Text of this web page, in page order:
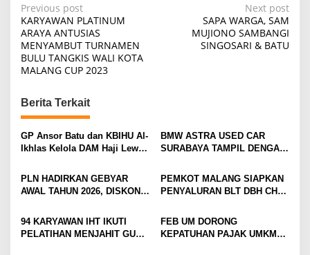
P
o
s
t
a
v
i
a
i
o
Previous post
KARYAWAN PLATINUM
ARAYA ANTUSIAS
MENYAMBUT TURNAMEN
BULU TANGKIS WALI KOTA
MALANG CUP 2023
Next post
SAPA WARGA, SAM
MUJIONO SAMBANGI
SINGOSARI & BATU
Berita Terkait
GP Ansor Batu dan KBIHU Al-
Ikhlas Kelola DAM Haji Lewat
BMW ASTRA USED CAR
SURABAYA TAMPIL DENGAN
PELANGGAN DI JATIM
DENGAN FASILITAS
PLN HADIRKAN GEBYAR
AWAL TAHUN 2026, DISKON
PERSEN
PEMKOT MALANG SIAPKAN
PENYALURAN BLT DBH CHT
ROKOK
94 KARYAWAN IHT IKUTI
PELATIHAN MENJAHIT GUNA
FEB UM DORONG
KEPATUHAN PAJAK UMKM